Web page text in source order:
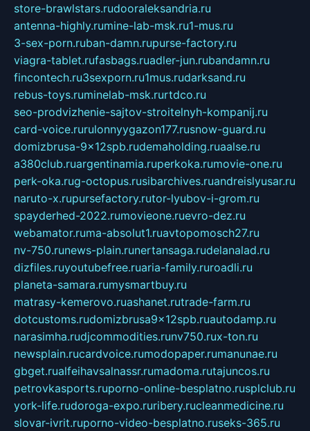
store-brawlstars.rudooraleksandria.ru
antenna-highly.rumine-lab-msk.ru1-mus.ru
3-sex-porn.ruban-damn.rupurse-factory.ru
viagra-tablet.rufasbags.ruadler-jun.rubandamn.ru
fincontech.ru3sexporn.ru1mus.rudarksand.ru
rebus-toys.ruminelab-msk.rurtdco.ru
seo-prodvizhenie-sajtov-stroitelnyh-kompanij.ru
card-voice.rurulonnyygazon177.rusnow-guard.ru
domizbrusa-9x12spb.rudemaholding.ruaalse.ru
a380club.ruargentinamia.ruperkoka.rumovie-one.ru
perk-oka.rug-octopus.rusibarchives.ruandreislyusar.ru
naruto-x.rupursefactory.rutor-lyubov-i-grom.ru
spayderhed-2022.rumovieone.ruevro-dez.ru
webamator.ruma-absolut1.ruavtopomosch27.ru
nv-750.runews-plain.runertansaga.rudelanalad.ru
dizfiles.ruyoutubefree.ruaria-family.ruroadli.ru
planeta-samara.rumysmartbuy.ru
matrasy-kemerovo.ruashanet.rutrade-farm.ru
dotcustoms.rudomizbrusa9x12spb.ruautodamp.ru
narasimha.rudjcommodities.runv750.rux-ton.ru
newsplain.rucardvoice.rumodopaper.rumanunae.ru
gbget.rualfeihavsalnassr.rumadoma.rutajuncos.ru
petrovkasports.ruporno-online-besplatno.rusplclub.ru
york-life.rudoroga-expo.ruribery.rucleanmedicine.ru
slovar-ivrit.ruporno-video-besplatno.ruseks-365.ru